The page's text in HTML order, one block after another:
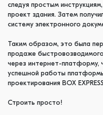
следуя простым
проект здания. Затем
систему электронного
Таким образом, это была
продаже быстровозводимого
через интернет-платформу,
успешной работы
проектирования BOX
Строить просто!